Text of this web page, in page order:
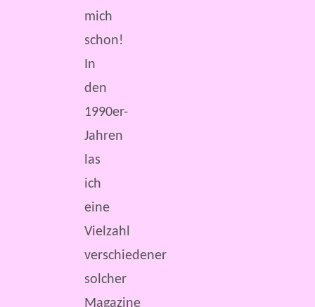
mich
schon!
In
den
1990er-
Jahren
las
ich
eine
Vielzahl
verschiedener
solcher
Magazine